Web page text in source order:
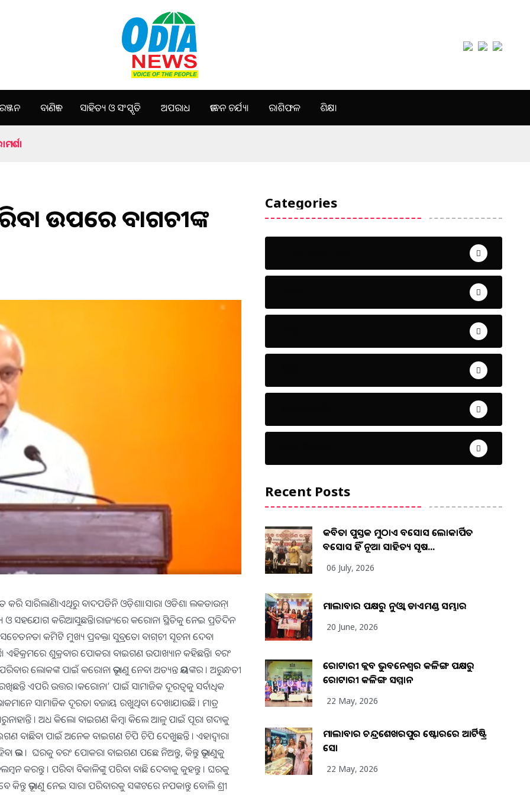
ବାଣିଜ୍ୟ ସାହିତ୍ୟ ଓ ସଂସ୍କୃତି ଅପରାଧ ଜୀବନ ଚର୍ଯ୍ୟା ରାଶିଫଳ ଶିକ୍ଷା
ଉପରେ ବାଗଚୀଙ୍କ
ସାରିଲାଣି।ଏଥିରୁ ବାଦପଡିନି ଓଡ଼ିଶା।ସାରା ଓଡିଶା ଲକଡାଉନ୍।
ଓ ସହଯୋଗ କରିଆସୁଛନ୍ତି।ରାଜ୍ୟରେ କରୋନା ସ୍ଥିତିକୁ ନେଇ ପ୍ରତିଦିନ
କମିଟି ମୁଖ୍ୟ ପ୍ରବକ୍ତା ସୁବ୍ରତୋ ବାଗ୍‌ଚୀ ସୂଚନା ଦେବା
ଶୁକ୍ରବାର ପୋକରା ବାଇଗଣ ଉପାଖ୍ୟାନ କହିଛନ୍ତି। ବରଂ
ଲୋକଙ୍କ ପାଇଁ କରୋନା ଭୂତାଣୁ ନେବା ଅତ୍ୟନ୍ତ ଭୟଙ୍କର । ଅରୁନ୍ଧତୀ
ଏପରି ଉତ୍ତର ।କରୋନା’ ପାଇଁ ସାମାଜିକ ଦୂରତ୍ବକୁ ସର୍ବାଧିକ
ସାମାଜିକ ଦୂରତା ବଜାୟ ରଖୁଥିବା ଦେଖାଯାଉଛି । ମାତ୍ର
। ଅଧ କିଲୋ ବାଇଗଣ କିମ୍ବା କିଲେ ଆଳୁ ପାଇଁ ପୂରା ଗଦାକୁ
ବାଛିବା ପାଇଁ ଅନେକ ବାଇଗଣ ଚିପି ଚିପି ଦେଖୁଛନ୍ତି । ଏହାଦ୍ବାରା
ଭଲ । ଘରକୁ ବରଂ ପୋକରା ବାଇଗଣ ପଛେ ନିଅନ୍ତୁ, କିନ୍ତୁ ଭୂତାଣୁକୁ
କରନ୍ତୁ । ପରିବା ବିକାଳିଙ୍କୁ ପରିବା ବାଛି ଦେବାକୁ କୁହନ୍ତୁ । ଘରକୁ
ଭୂତାଣୁ ନେଇ ସାରା ପରିବାରକୁ ସଙ୍କଟରେ ନପକାନ୍ତୁ ବୋଲି ଶ୍ରୀ
Categories
Recent Posts
କବିତା ପୁସ୍ତକ ମୁଠାଏ ଅବସୋସ ଲୋକାର୍ପିତ
ଅବସୋସ ହିଁ ନୂଆ ସାହିତ୍ୟ ସୃଷ...
06 July, 2026
ମାଲାବାର ପକ୍ଷରୁ ନୁଓ୍ବା ଡାଏମଣ୍ଡ ସମ୍ଭାର
20 June, 2026
ରୋଟାରୀ କ୍ଲବ ଭୁବନେଶ୍ୱର କଳିଙ୍ଗ ପକ୍ଷରୁ
ରୋଟାରୀ କଳିଙ୍ଗ ସମ୍ମାନ
22 May, 2026
ମାଲାବାର ଚନ୍ଦ୍ରଶେଖରପୁର ଷ୍ଟୋରରେ ଆର୍ଟିଷ୍ଟ୍ରି
ସୋ
22 May, 2026